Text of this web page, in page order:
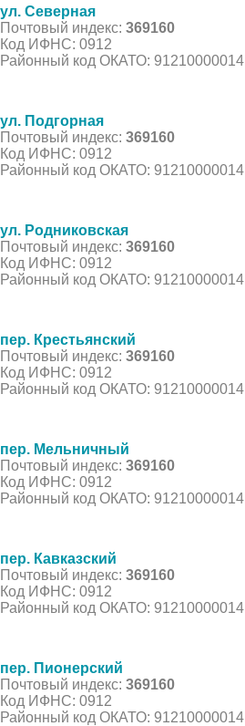
ул. Северная
Почтовый индекс: 369160
Код ИФНС: 0912
Районный код ОКАТО: 91210000014
ул. Подгорная
Почтовый индекс: 369160
Код ИФНС: 0912
Районный код ОКАТО: 91210000014
ул. Родниковская
Почтовый индекс: 369160
Код ИФНС: 0912
Районный код ОКАТО: 91210000014
пер. Крестьянский
Почтовый индекс: 369160
Код ИФНС: 0912
Районный код ОКАТО: 91210000014
пер. Мельничный
Почтовый индекс: 369160
Код ИФНС: 0912
Районный код ОКАТО: 91210000014
пер. Кавказский
Почтовый индекс: 369160
Код ИФНС: 0912
Районный код ОКАТО: 91210000014
пер. Пионерский
Почтовый индекс: 369160
Код ИФНС: 0912
Районный код ОКАТО: 91210000014